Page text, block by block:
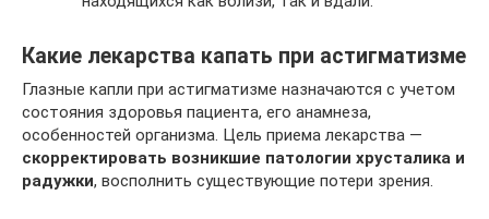
Какие лекарства капать при астигматизме
Глазные капли при астигматизме назначаются с учетом
состояния здоровья пациента, его анамнеза,
особенностей организма. Цель приема лекарства —
скорректировать возникшие патологии хрусталика и
радужки, восполнить существующие потери зрения.